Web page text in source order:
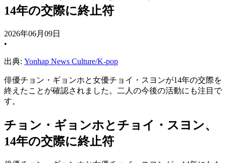
14年の交際に終止符
2026年06月09日
•
出典: Yonhap News Culture/K-pop
俳優チョン・ギョンホと女優チョイ・スヨンが14年の交際を
終えたことが確認されました。二人の今後の活動にも注目で
す。
チョン・ギョンホとチョイ・スヨン、
14年の交際に終止符